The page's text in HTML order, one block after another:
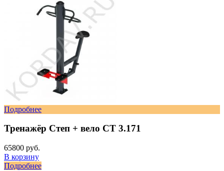
Подробнее
Тренажёр Степ + вело СТ 3.171
65800 руб.
В корзину
Подробнее